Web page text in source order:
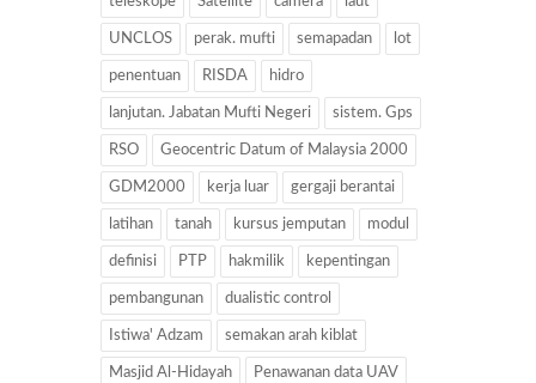
UNCLOS perak. mufti semapadan lot
penentuan RISDA hidro
lanjutan. Jabatan Mufti Negeri sistem. Gps
RSO Geocentric Datum of Malaysia 2000
GDM2000 kerja luar gergaji berantai
latihan tanah kursus jemputan modul
definisi PTP hakmilik kepentingan
pembangunan dualistic control
Istiwa' Adzam semakan arah kiblat
Masjid Al-Hidayah Penawanan data UAV